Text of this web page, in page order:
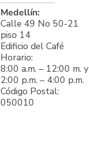
Medellín:
Calle 49 No 50-21
piso 14
Edificio del Café
Horario:
8:00 a.m. – 12:00 m. y
2:00 p.m. – 4:00 p.m.
Código Postal:
050010